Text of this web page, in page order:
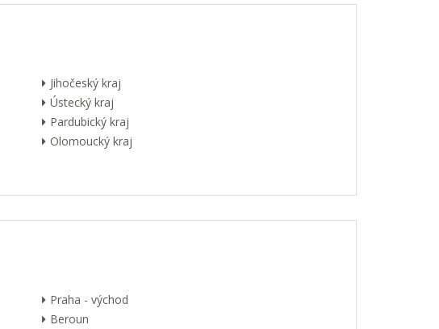
Jihočeský kraj
Ústecký kraj
Pardubický kraj
Olomoucký kraj
Praha - východ
Beroun